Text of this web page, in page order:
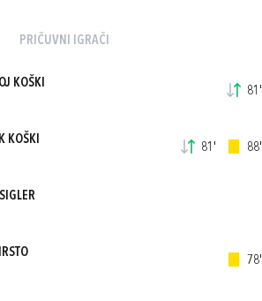
PRIČUVNI IGRAČI
KOŠKI
81'
KOŠKI
81' 88'
78'